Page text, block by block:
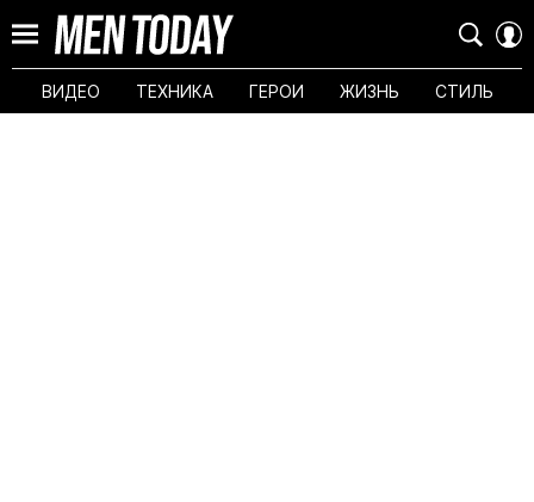
ВИДЕО ТЕХНИКА ГЕРОИ ЖИЗНЬ СТИЛЬ